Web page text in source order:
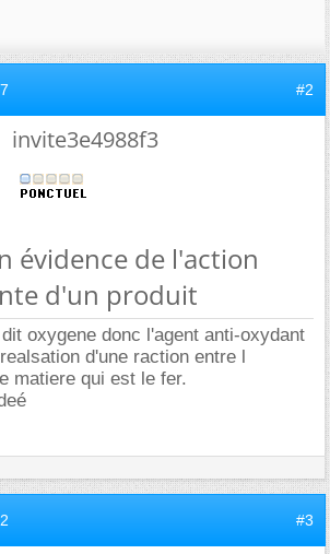
#2
invite3e4988f3
évidence de l'action
d'un produit
oxygene donc l'agent anti-oxydant
d'une raction entre l
matiere qui est le fer.
#3